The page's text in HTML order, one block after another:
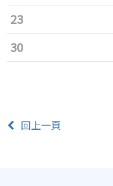
23
30
回上一頁